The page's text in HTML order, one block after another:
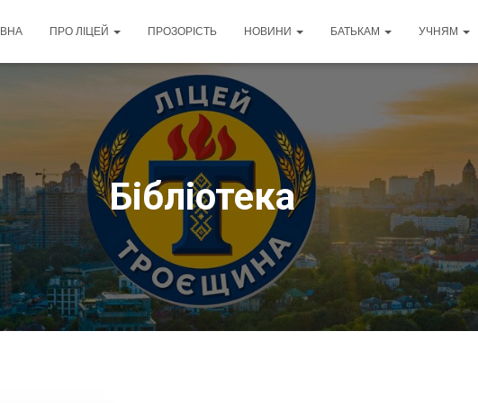
ПРО ЛІЦЕЙ ПРОЗОРІСТЬ НОВИНИ БАТЬКАМ УЧНЯМ
Бібліотека